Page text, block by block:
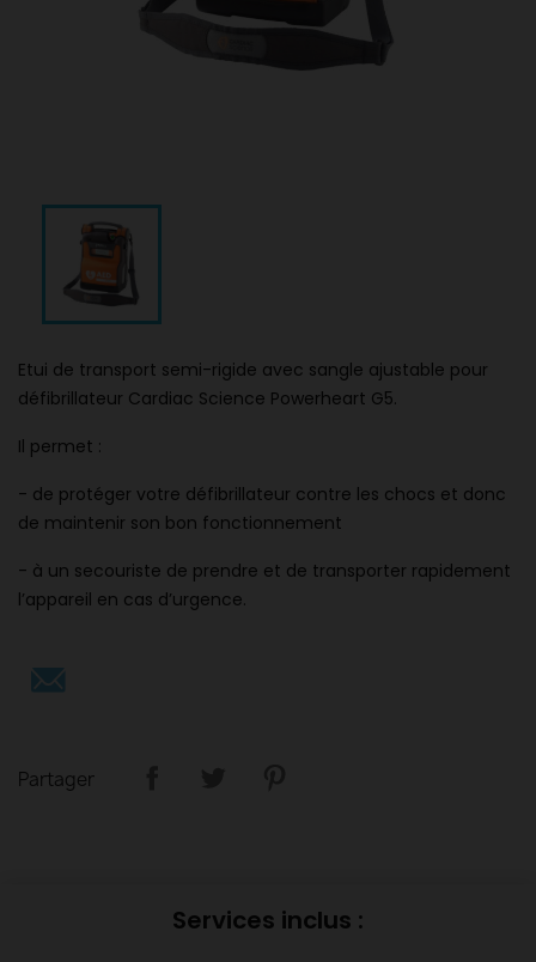
Etui de transport semi-rigide avec sangle ajustable pour
défibrillateur Cardiac Science Powerheart G5.
Il permet :
- de protéger votre défibrillateur contre les chocs et donc
de maintenir son bon fonctionnement
- à un secouriste de prendre et de transporter rapidement
l’appareil en cas d’urgence.
Partager
Services inclus :